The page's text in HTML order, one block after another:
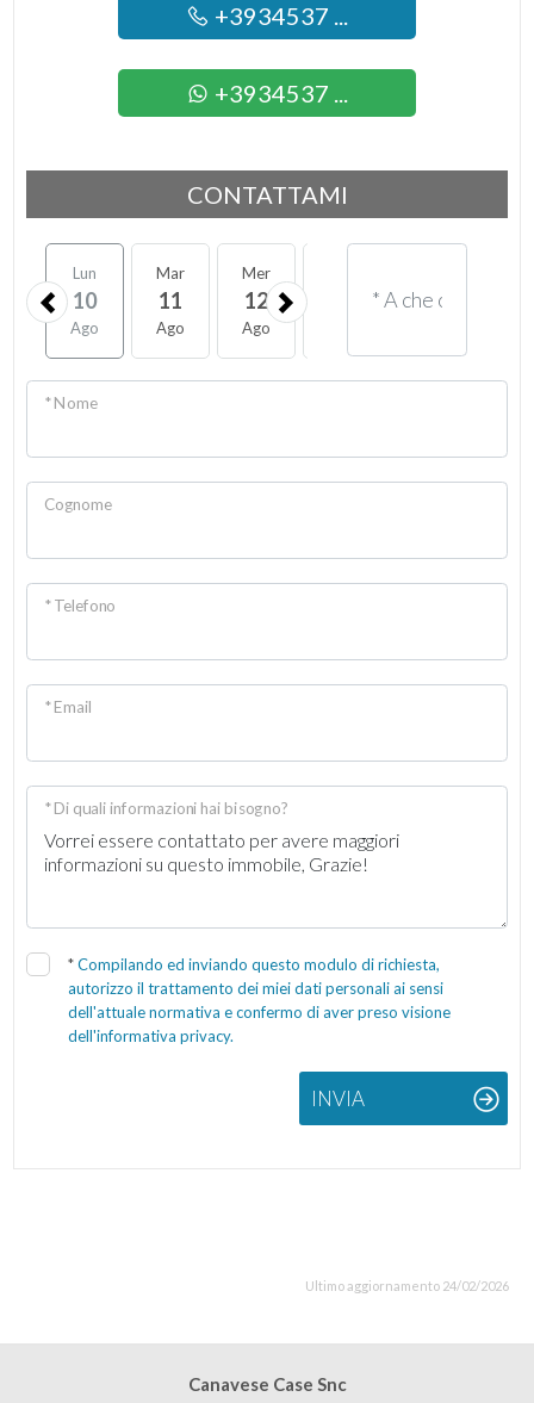
+3934537 ...
+3934537 ...
CONTATTAMI
Lun
10
Ago
Mar
11
Ago
Mer
12
Ago
14
* Nome
Cognome
* Telefono
* Email
* Di quali informazioni hai bisogno?
*Compilando ed inviando questo modulo di richiesta,
autorizzo il trattamento dei miei dati personali ai sensi
dell'attuale normativa e confermo di aver preso visione
dell'informativa privacy.
INVIA
Ultimo aggiornamento 24/02/2026
Canavese Case Snc